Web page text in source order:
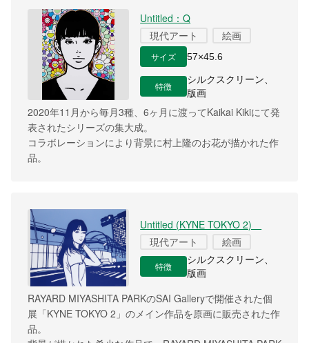
Untitled：Q
現代アート
絵画
サイズ 57×45.6
特徴
シルクスクリーン、
版画
2020年11月から毎月3種、6ヶ月に渡ってKaikai Kikiにて発
表されたシリーズの集大成。
コラボレーションにより背景に村上隆のお花が描かれた作
品。
Untitled (KYNE TOKYO 2)
現代アート
絵画
特徴
シルクスクリーン、
版画
RAYARD MIYASHITA PARKのSAI Galleryで開催された個
展「KYNE TOKYO 2」のメイン作品を原画に販売された作
品。